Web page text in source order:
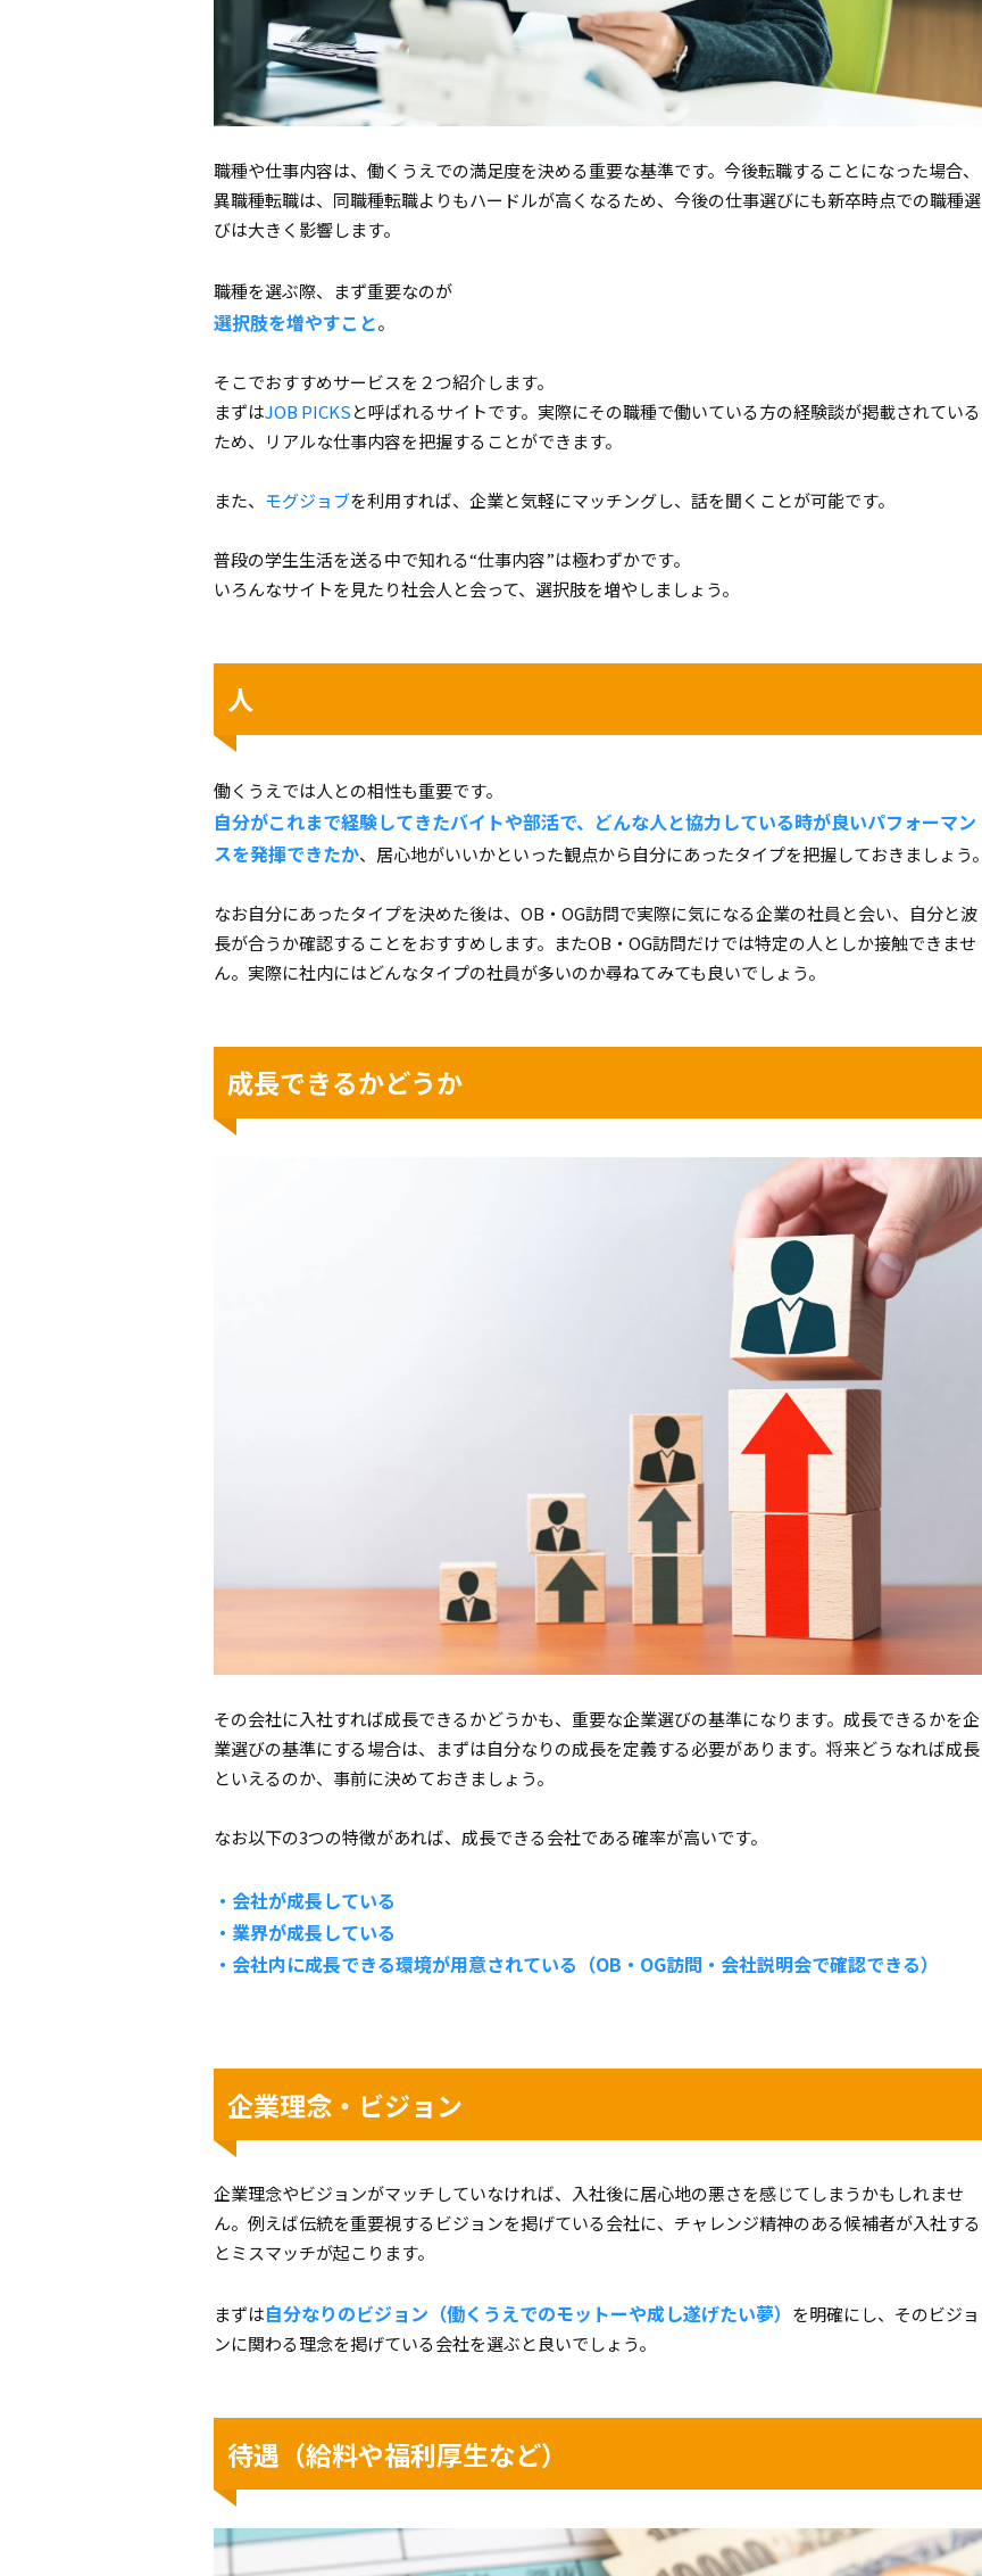
職種や仕事内容は、働くうえでの満足度を決める重要な基準です。今後転職することになった場合、
異職種転職は、同職種転職よりもハードルが高くなるため、今後の仕事選びにも新卒時点での職種選
びは大きく影響します。
職種を選ぶ際、まず重要なのが
選択肢を増やすこと。
そこでおすすめサービスを２つ紹介します。
まずはJOB PICKSと呼ばれるサイトです。実際にその職種で働いている方の経験談が掲載されている
ため、リアルな仕事内容を把握することができます。
また、 モグジョブを利用すれば、企業と気軽にマッチングし、話を聞くことが可能です。
普段の学生生活を送る中で知れる“仕事内容”は極わずかです。
いろんなサイトを見たり社会人と会って、選択肢を増やしましょう。
人
働くうえでは人との相性も重要です。
自分がこれまで経験してきたバイトや部活で、どんな人と協力している時が良いパフォーマン
スを発揮できたか、居心地がいいかといった観点から自分にあったタイプを把握しておきましょう。
なお自分にあったタイプを決めた後は、OB・OG訪問で実際に気になる企業の社員と会い、自分と波
長が合うか確認することをおすすめします。またOB・OG訪問だけでは特定の人としか接触できませ
ん。実際に社内にはどんなタイプの社員が多いのか尋ねてみても良いでしょう。
成長できるかどうか
その会社に入社すれば成長できるかどうかも、重要な企業選びの基準になります。成長できるかを企
業選びの基準にする場合は、まずは自分なりの成長を定義する必要があります。将来どうなれば成長
といえるのか、事前に決めておきましょう。
なお以下の3つの特徴があれば、成長できる会社である確率が高いです。
・会社が成長している
・業界が成長している
・会社内に成長できる環境が用意されている（OB・OG訪問・会社説明会で確認できる）
企業理念・ビジョン
企業理念やビジョンがマッチしていなければ、入社後に居心地の悪さを感じてしまうかもしれませ
ん。例えば伝統を重要視するビジョンを掲げている会社に、チャレンジ精神のある候補者が入社する
とミスマッチが起こります。
まずは自分なりのビジョン（働くうえでのモットーや成し遂げたい夢） を明確にし、そのビジョ
ンに関わる理念を掲げている会社を選ぶと良いでしょう。
待遇（給料や福利厚生など）